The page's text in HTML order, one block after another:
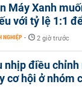
Máy Xanh
với tỷ lệ 1:1
NGHIỆP - 2 giờ trước
nhịp điều chỉnh
cơ hội ở nhóm